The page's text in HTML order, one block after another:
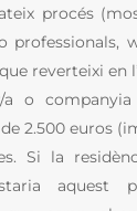
procés
professionals,
reverteixi en
a o
2.500 euros
Si la
aquest